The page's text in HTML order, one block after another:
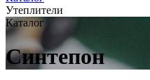
Утеплители
Каталог
Синтепон